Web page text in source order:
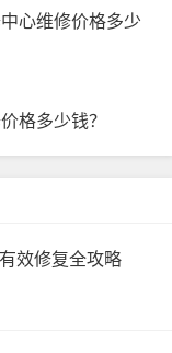
心维修价格多少
格多少钱？
效修复全攻略